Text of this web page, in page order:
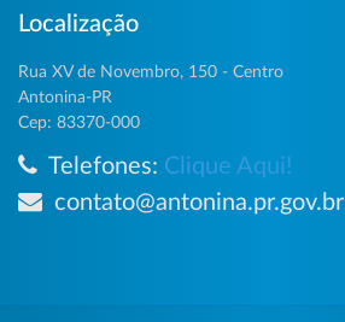
Localização
Rua XV de Novembro, 150 - Centro
Antonina-PR
Cep: 83370-000
Telefones: Clique Aqui!
contato@antonina.pr.gov.br